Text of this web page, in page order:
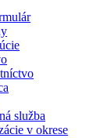
služba
v okrese